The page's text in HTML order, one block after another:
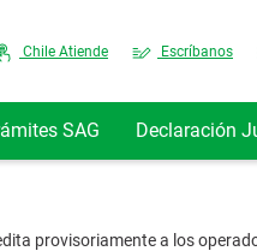
Chile Atiende Escríbanos
SAG Declaración
provisoriamente a los